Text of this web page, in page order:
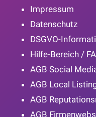
Impressum
Datenschutz
DSGVO-
Hilfe-Bereich /
AGB Social
AGB Local
AGB
AGB